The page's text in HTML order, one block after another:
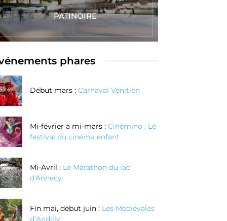
PATINOIRE
phares
Début mars : Carnaval Vénitien
Mi-février à mi-mars : Cinémino : Le
festival du cinéma enfant
Mi-Avril : Le Marathon du lac
d'Annecy
Fin mai, début juin : Les Médiévales
d’Andilly